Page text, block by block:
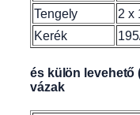
Tengely 2 x
Kerék
és külön levehető
vázak